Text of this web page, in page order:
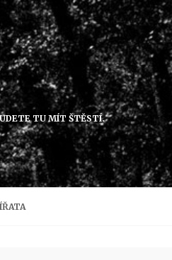
TU MÍT ŠTĚSTÍ.